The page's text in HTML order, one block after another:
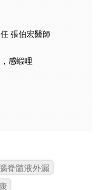
張伯宏醫師
感蝦哩
脊髓液外漏